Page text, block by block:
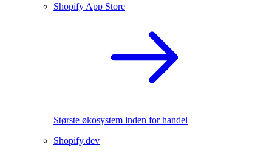
Shopify App Store
Største økosystem inden for handel
Shopify.dev